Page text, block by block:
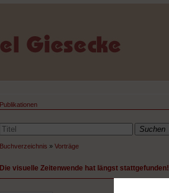
Publikationen
Buchverzeichnis » Vorträge
Die visuelle Zeitenwende hat längst stattgefunden!